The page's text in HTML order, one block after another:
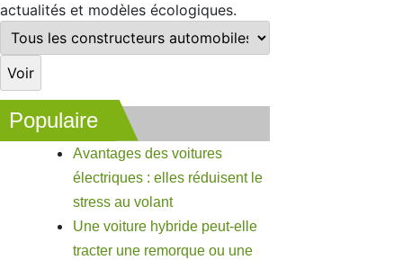
actualités et modèles écologiques.
Populaire
Avantages des voitures
électriques : elles réduisent le
stress au volant
Une voiture hybride peut-elle
tracter une remorque ou une